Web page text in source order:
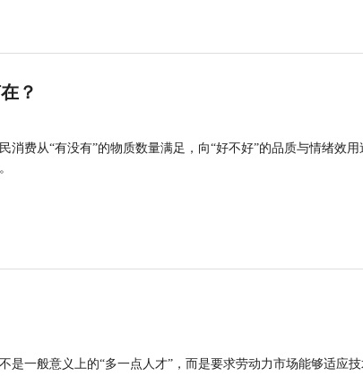
？
费从“有没有”的物质数量满足，向“好不好”的品质与情绪效用
一般意义上的“多一点人才”，而是要求劳动力市场能够适应